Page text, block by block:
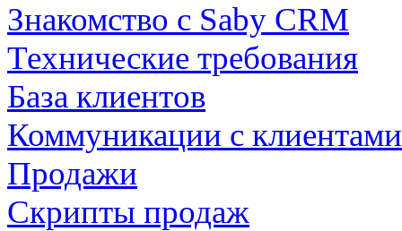
Знакомство с Saby CRM
Технические требования
База клиентов
Коммуникации с клиентами
Продажи
Скрипты продаж